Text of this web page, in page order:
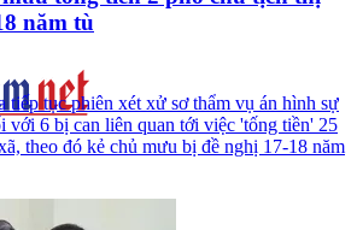
năm tù
tục phiên xét xử sơ thẩm vụ án hình sự
với 6 bị can liên quan tới việc 'tống tiền' 25
theo đó kẻ chủ mưu bị đề nghị 17-18 năm